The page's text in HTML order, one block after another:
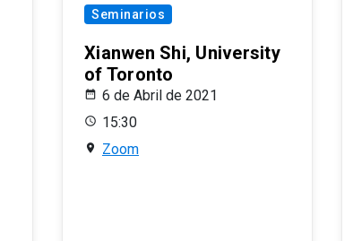
Seminarios
Xianwen Shi, University
of Toronto
6 de Abril de 2021
15:30
Zoom